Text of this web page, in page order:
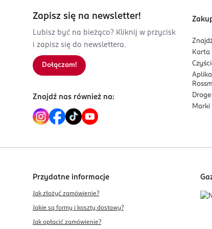
Zapisz się na newsletter!
Lubisz być na bieżąco? Kliknij w przycisk
i zapisz się do newslettera.
Dołączam!
Znajdź nas również na:
Karta
Marki
Przydatne informacje
Jak złożyć zamówienie?
Jakie są formy i koszty dostawy?
Jak opłacić zamówienie?